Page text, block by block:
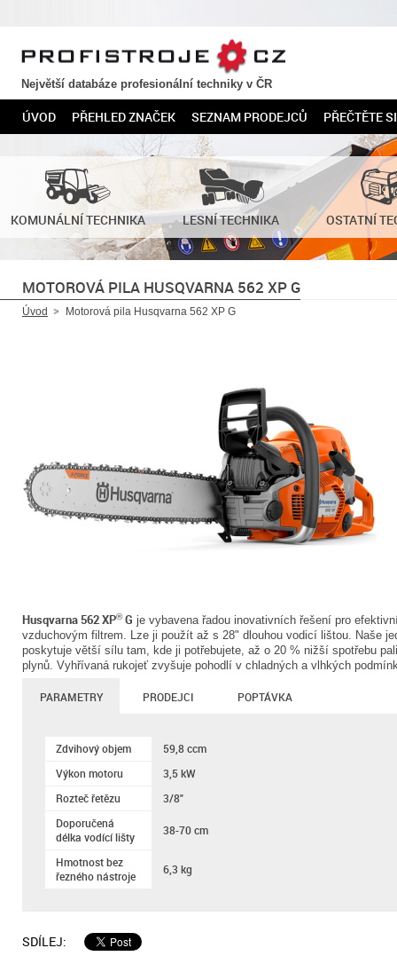
PROFISTROJE.CZ
Největší databáze profesionální techniky v ČR
ÚVOD PŘEHLED ZNAČEK SEZNAM PRODEJCŮ PŘEČTĚTE SI
KOMUNÁLNÍ TECHNIKA LESNÍ TECHNIKA OSTATNÍ
MOTOROVÁ PILA HUSQVARNA 562 XP G
Úvod Motorová pila Husqvarna 562 XP G
Husqvarna 562 XP®G je vybavena řadou inovativních řešení pro
vzduchovým filtrem. Lze ji použít až s 28" dlouhou vodicí lištou. Naše
poskytuje větší sílu tam, kde ji potřebujete, až o 20 % nižší spotřebu
plynů. Vyhřívaná rukojeť zvyšuje pohodlí v chladných a vlhkých
PARAMETRY PRODEJCI POPTÁVKA
Zdvihový objem
59,8 ccm
Výkon motoru
3,5 kW
Rozteč řetězu
3/8"
Doporučená
délka vodící lišty
38-70 cm
Hmotnost bez
řezného nástroje
6,3 kg
SDÍLEJ: